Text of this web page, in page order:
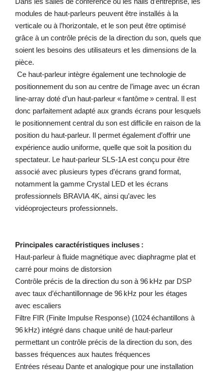
modules de haut-parleurs peuvent être installés à la
verticale ou à l’horizontale, et le son peut être optimisé
grâce à un contrôle précis de la direction du son, quels que
soient les besoins des utilisateurs et les dimensions de la
pièce.
Ce haut-parleur intègre également une technologie de
positionnement du son au centre de l’image avec un écran
line-array doté d’un haut-parleur « fantôme » central. Il est
donc parfaitement adapté aux grands écrans pour lesquels
le positionnement central du son est difficile en raison de la
position du haut-parleur. Il permet également d’offrir une
expérience audio uniforme, quelle que soit la position du
spectateur. Le haut-parleur SLS-1A est conçu pour être
associé avec plusieurs types d’écrans grand format,
notamment la gamme Crystal LED et les écrans
professionnels BRAVIA 4K, ainsi qu’avec les
vidéoprojecteurs professionnels.
Principales caractéristiques incluses :
Haut-parleur à fluide magnétique avec diaphragme plat et
carré pour moins de distorsion
Contrôle précis de la direction du son à 96 kHz par DSP
avec taux d’échantillonnage de 96 kHz pour les étages
avec escaliers
Filtre FIR (Finite Impulse Response) (1024 échantillons à
96 kHz) intégré dans chaque unité de haut-parleur
permettant un contrôle précis de la direction du son, des
basses fréquences aux hautes fréquences
Entrées réseau Dante et analogique pour une installation